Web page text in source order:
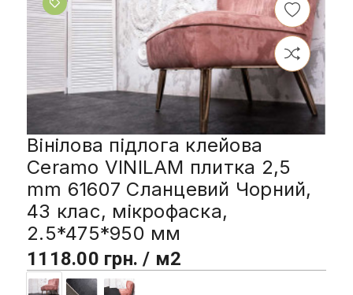
Вінілова підлога клейова
Ceramo VINILAM плитка 2,5
mm 61607 Сланцевий Чорний,
43 клас, мікрофаска,
2.5*475*950 мм
1118.00 грн. / м2